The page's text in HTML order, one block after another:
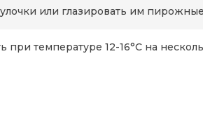
или глазировать им пирожные
при температуре 12-16°C на